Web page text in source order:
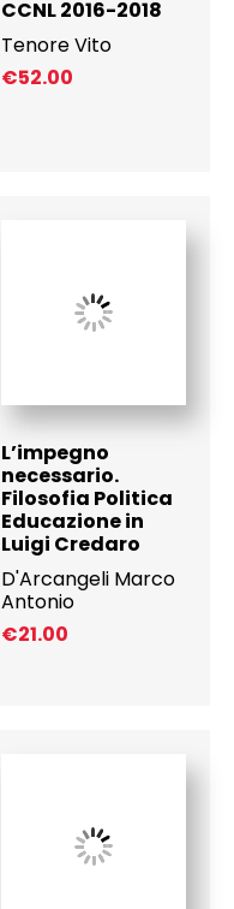
CCNL 2016-2018
Tenore Vito
€52.00
L’impegno
necessario.
Filosofia Politica
Educazione in
Luigi Credaro
D'Arcangeli Marco
Antonio
€21.00